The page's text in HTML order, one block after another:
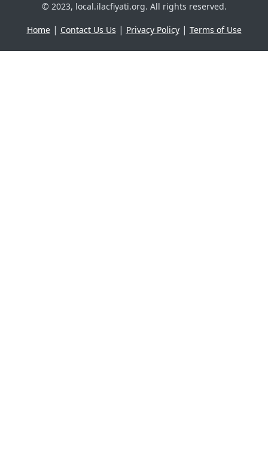
© 2023, local.ilacfiyati.org. All rights reserved.
Home| Contact Us Us | Privacy Policy| Terms of Use